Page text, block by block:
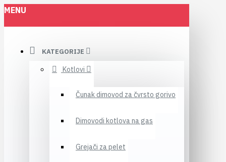
MENU
KATEGORIJE
Kotlovi
Čunak dimovod za čvrsto gorivo
Dimovodi kotlova na gas
Grejači za pelet